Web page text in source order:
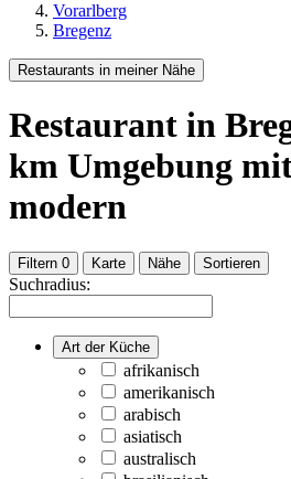
Vorarlberg
Bregenz
Restaurants in meiner Nähe
Restaurant in
km Umgebung
modern
Filtern 0 Karte Nähe Sortieren
Suchradius:
Art der Küche
afrikanisch
amerikanisch
arabisch
asiatisch
australisch